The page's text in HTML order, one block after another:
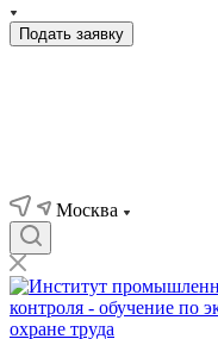
Подать заявку
Москва